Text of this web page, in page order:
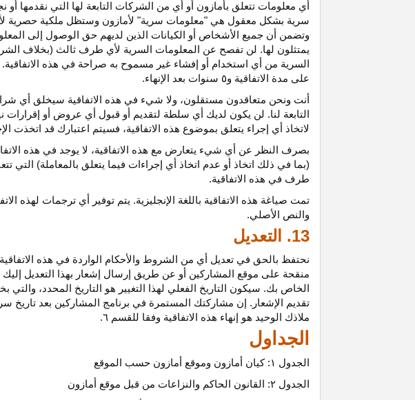
أي معلومات تتعلق بأمازون أو أي من الشركات التابعة لها التي نقدمها
سرية بشكل معقول هي "معلومات سرية" لأمازون وستظل ملكية حصرية
وتضمن أن جميع الأشخاص أو الكيانات الذين لديهم حق الوصول إلى
يمتثلون لها. لن تفصح عن المعلومات السرية لأي طرف ثالث (بخلاف
السرية من أي استخدام أو إفشاء غير مسموح به صراحة في هذه
على مدة الاتفاقية و٥ سنوات بعد الإنهاء.
أنت ونحن متعاقدون مستقلون، ولا شيء في هذه الاتفاقية سيخلق أي
التابعة لنا. لن يكون لديك أي سلطة لتقديم أو قبول أي عروض أو
لاتخاذ أي إجراء يتعلق بموضوع هذه
الاتفاقية، فسيتم اعتبارك قد اتخذت
بصرف النظر عن أي شيء يتعارض مع هذه
الاتفاقية، لا يوجد في هذه
(بما في ذلك اتخاذ أو عدم اتخاذ أي إجراءات فيما يتعلق بالمعاملة) التي
طرف في هذه الاتفاقية.
تمت صياغة هذه الاتفاقية باللغة الإنجليزية. يتم توفير أي ترجمات لهذه
والنص
الأصلي.
13. التعديل
نحتفظ بالحق في تعديل أي من الشروط والأحكام الواردة في هذه
منقحة على موقع المشاركين أو عن طريق إرسال إشعار بهذا التعديل إليك
الخاص بك. سيكون التاريخ الفعلي لهذا التغيير هو التاريخ
المحدد، والتي
تقديم الإشعار. إن مشاركتك المستمرة في برنامج المشاركين بعد تاريخ
ملاذك الوحيد هو إنهاء هذه الاتفاقية وفقا للقسم ٦.
الجداول
الجدول ۱:
كيان أمازون وموقع أمازون حسب الموقع
الجدول ۲: القانون الحاكم والنزاعات من قبل موقع أمازون